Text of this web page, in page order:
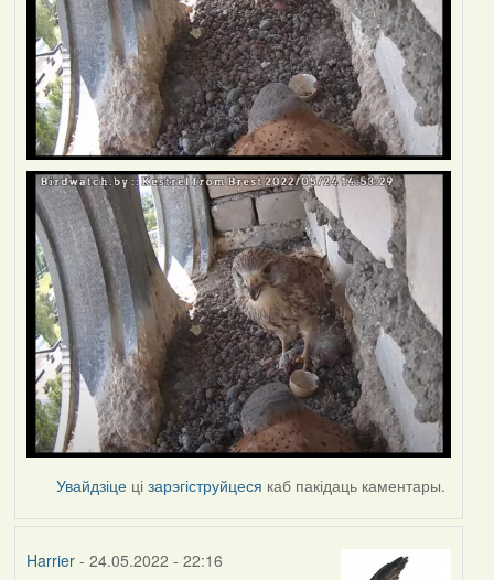
Увайдзіце цізарэгіструйцеся каб пакідаць каментары.
Harrier- 24.05.2022 - 22:16